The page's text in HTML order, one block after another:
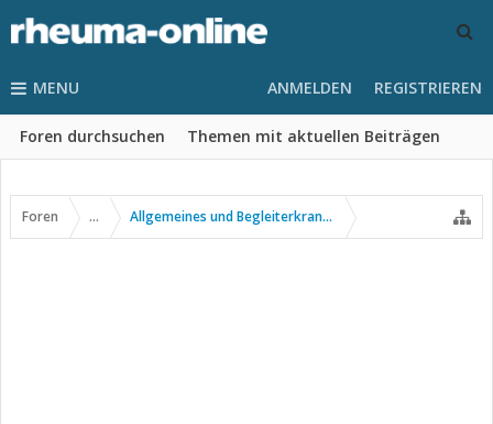
MENU
Foren durchsuchen Themen mit aktuellen Beiträgen
ANMELDEN REGISTRIEREN
Foren ... Allgemeines und Begleiterkrankungen